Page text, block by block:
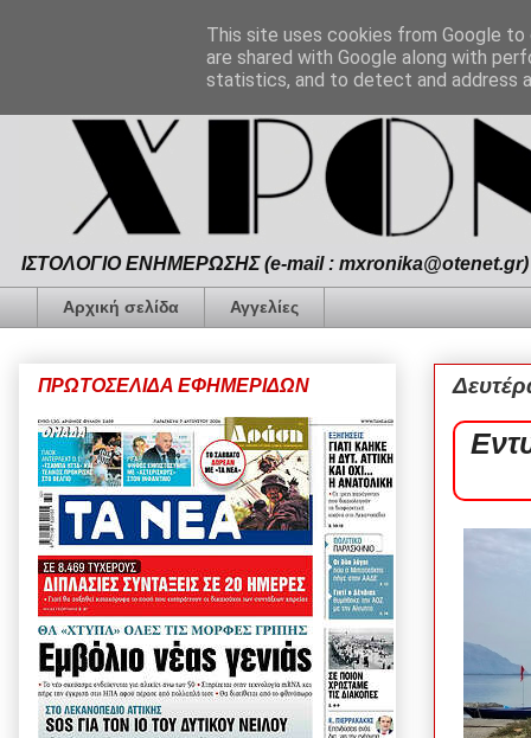
ΙΣΤΟΛΟΓΙΟ ΕΝΗΜΕΡΩΣΗΣ (e-mail :
Αρχική σελίδα Αγγελίες
ΠΡΩΤΟΣΕΛΙΔΑ ΕΦΗΜΕΡΙΔΩΝ
This site uses cookies from Google
are shared with Google along with
statistics, and to detect and address